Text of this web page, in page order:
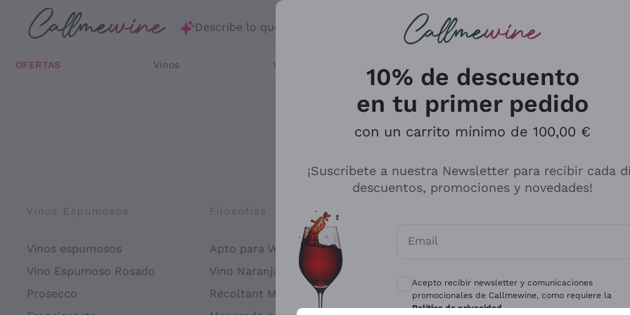
Saltar al contenido principal
Describe lo que estás buscando
OFERTAS Vinos Vinos Blancos
Vinos Espumosos
Vinos espumosos
Vino Espumoso Rosado
Prosecco
Filosofías
Apto para Veganos
Vino Naranja
Recoltant Manipulant
Antinori
Ca' del Bosco
Gavi
10% de descuento
en tu primer pedido
con un carrito mínimo de 100,00 €
¡Suscríbete a nuestra Newsletter para recibir cada
descuentos, promociones y novedades!
Email
Consentimientos opcionales para recibir
Acepto recibir newsletter y comunicaciones
promocionales de Callmewine, como requiere la
Política de privacidad